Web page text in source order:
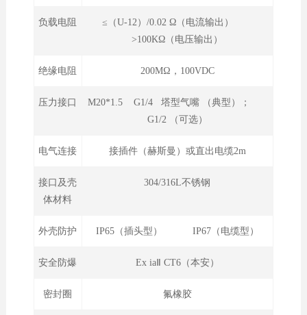
负载电阻
≤（U-12）/0.02 Ω（电流输出）
>100KΩ（电压输出）
绝缘电阻 200MΩ，100VDC
压力接口
M20*1.5 G1/4 塔型气嘴 （典型）；
G1/2 （可选）
电气连接 接插件（赫斯曼）或直出电缆2m
接口及壳
体材料
304/316L不锈钢
外壳防护 IP65（插头型） IP67（电缆型）
安全防爆 Ex iaⅡ CT6（本安）
密封圈 氟橡胶